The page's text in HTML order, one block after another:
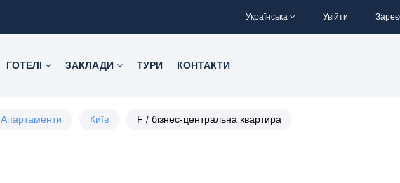
Українська Увійти
ГОТЕЛІ ЗАКЛАДИ ТУРИ КОНТАКТИ
Апартаменти Київ F / бізнес-центральна квартира